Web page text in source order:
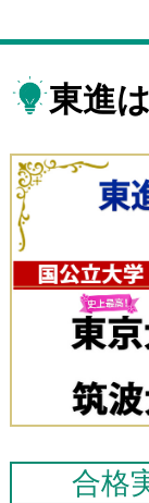
東進
合格